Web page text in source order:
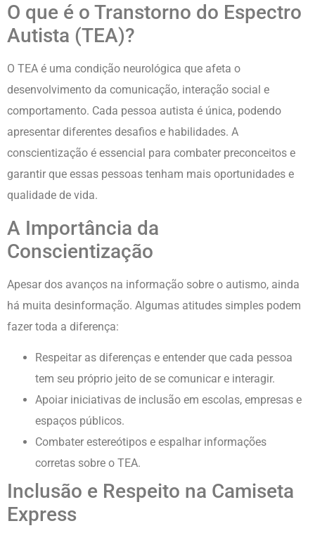
O que é o Transtorno do Espectro
Autista (TEA)?
O TEA é uma condição neurológica que afeta o
desenvolvimento da comunicação, interação social e
comportamento. Cada pessoa autista é única, podendo
apresentar diferentes desafios e habilidades. A
conscientização é essencial para combater preconceitos e
garantir que essas pessoas tenham mais oportunidades e
qualidade de vida.
A Importância da
Conscientização
Apesar dos avanços na informação sobre o autismo, ainda
há muita desinformação. Algumas atitudes simples podem
fazer toda a diferença:
Respeitar as diferenças e entender que cada pessoa
tem seu próprio jeito de se comunicar e interagir.
Apoiar iniciativas de inclusão em escolas, empresas e
espaços públicos.
Combater estereótipos e espalhar informações
corretas sobre o TEA.
Inclusão e Respeito na Camiseta
Express